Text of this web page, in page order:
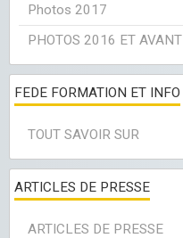
Photos 2017
PHOTOS 2016 ET AVANT
FEDE FORMATION ET INFO
TOUT SAVOIR SUR
ARTICLES DE PRESSE
ARTICLES DE PRESSE